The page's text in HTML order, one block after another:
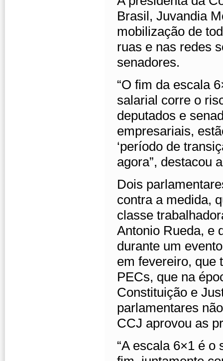
Brasil, Juvandia
mobilização de
ruas e nas redes
senadores.
“O fim da escala
salarial corre o
deputados e
empresariais,
‘período de
agora”, destacou
Dois
contra a medida,
classe
Antonio Rueda, e
durante um
em fevereiro, que
PECs, que na
Constituição e
parlamentares
CCJ aprovou as
“A escala 6×1 é